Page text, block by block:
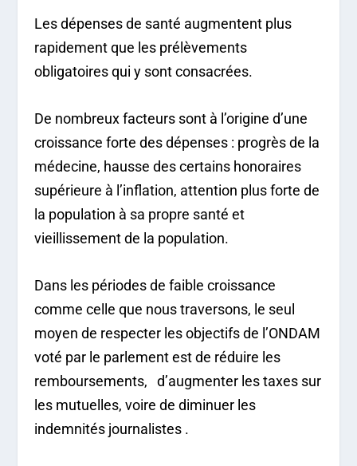
Les dépenses de santé augmentent plus
rapidement que les prélèvements
obligatoires qui y sont consacrées.
De nombreux facteurs sont à l’origine d’une
croissance forte des dépenses : progrès de la
médecine, hausse des certains honoraires
supérieure à l’inflation, attention plus forte de
la population à sa propre santé et
vieillissement de la population.
Dans les périodes de faible croissance
comme celle que nous traversons, le seul
moyen de respecter les objectifs de l’ONDAM
voté par le parlement est de réduire les
remboursements, d’augmenter les taxes sur
les mutuelles, voire de diminuer les
indemnités journalistes .